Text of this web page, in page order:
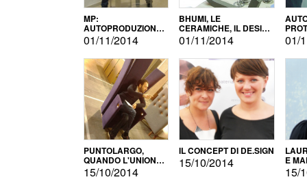
MP:
AUTOPRODUZIONE
E INNOVAZIONE
01/11/2014
BHUMI, LE
CERAMICHE, IL DESIGN
E L'AUTOPRODUZIONE
01/11/2014 01/
PUNTOLARGO,
QUANDO L'UNIONE
FA LA FORZA E
VINCE
15/10/2014
IL CONCEPT DI DE.SIGN
15/10/2014 E
15/